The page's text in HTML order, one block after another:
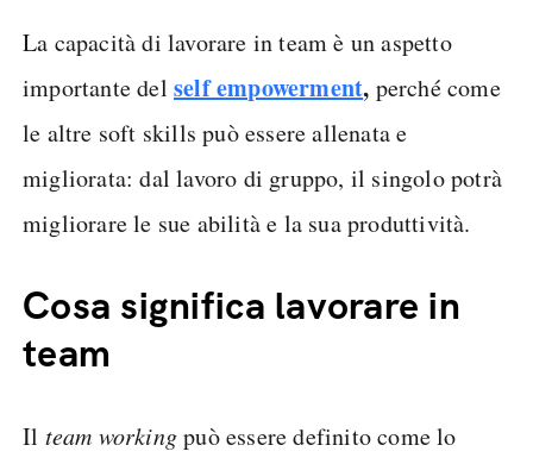
La capacità di lavorare in team è un aspetto
importante del self empowerment, perché come
le altre soft skills può essere allenata e
migliorata: dal lavoro di gruppo, il singolo potrà
migliorare le sue abilità e la sua produttività.
Cosa significa lavorare in
team
Il team workingpuò essere definito come lo